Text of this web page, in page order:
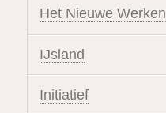
Het Nieuwe Werken
IJsland
Initiatief